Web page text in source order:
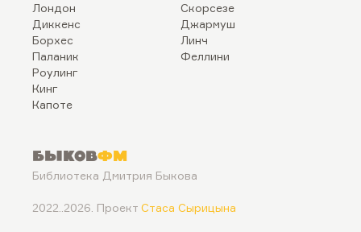
Лондон
Диккенс
Борхес
Паланик
Роулинг
Кинг
Капоте
Скорсезе
Джармуш
Линч
Феллини
БыковФМ
Библиотека Дмитрия Быкова
2022..2026. Проект Стаса Сырицына